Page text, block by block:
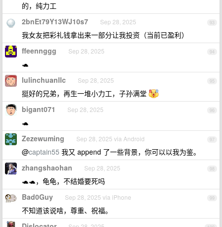
的，纯力工
93
2bnEt79Y13WJ10s7 Sep 28, 2025
我女友把彩礼钱拿出来一部分让我投资（当前已盈利）
94
ffeennggg Sep 28, 2025
🐢
95
lulinchuanllc Sep 28, 2025
挺好的兄弟，再生一堆小力工，子孙满堂
96
bigant071 Sep 28, 2025
🐢
97
Zezewuming Sep 28, 2025 via Android
@captain55 我又 append 了一些背景，你可以以我为鉴。
98
zhangshaohan Sep 28, 2025
🐢🐢，龟龟，不结婚要死吗
99
Bad0Guy Sep 28, 2025 via iPhone
不知道该说啥，尊重、祝福。